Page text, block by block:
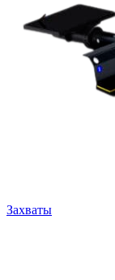
Захваты